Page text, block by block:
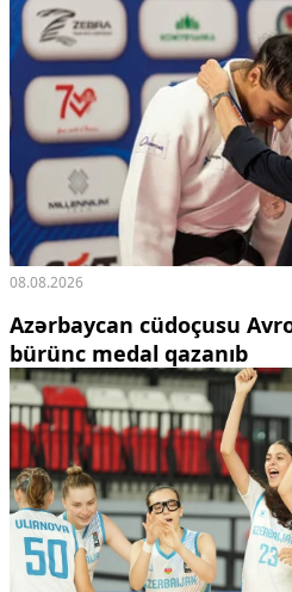
08.08.2026
Azərbaycan cüdoçusu
bürünc medal qazanıb